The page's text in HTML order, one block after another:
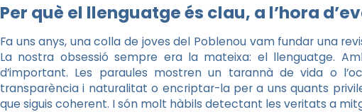
Per què el llenguatge és clau, a l’hora
Fa uns anys, una colla de joves del Poblenou vam fundar una
La nostra obsessió sempre era la mateixa: el llenguatge.
d’important. Les paraules mostren un tarannà de vida o
transparència i naturalitat o encriptar-la per a uns quants
que siguis coherent. I són molt hàbils detectant les veritats a